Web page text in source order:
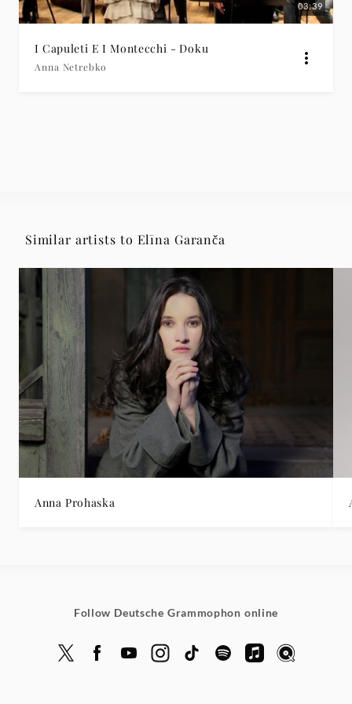
03:39
I Capuleti E I Montecchi - Doku
Anna Netrebko
Similar artists to Elīna Garanča
Anna Prohaska
Follow Deutsche Grammophon online